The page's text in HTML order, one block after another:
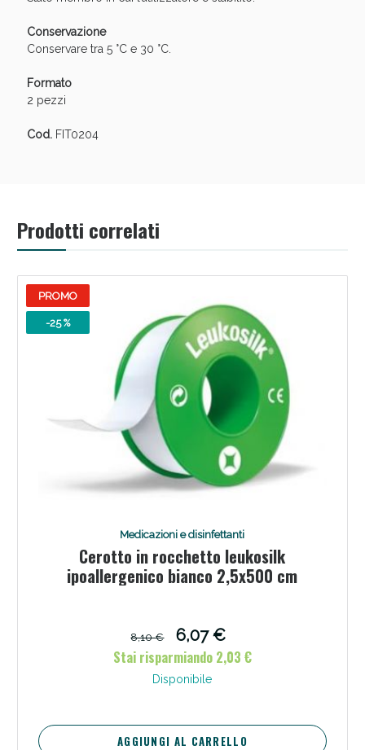
Conservazione
Conservare tra 5 °C e 30 °C.
Formato
2 pezzi
Cod.FIT0204
Prodotti correlati
PROMO
-25 %
Medicazioni e disinfettanti
Cerotto in rocchetto leukosilk
ipoallergenico bianco 2,5x500 cm
8,10 €
6,07 €
Stai risparmiando 2,03 €
Disponibile
AGGIUNGI AL CARRELLO